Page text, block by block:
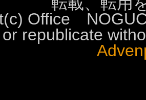
Office
or republicate